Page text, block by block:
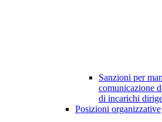
Sanzioni per
comunicazione
di incarichi
Posizioni organizzative